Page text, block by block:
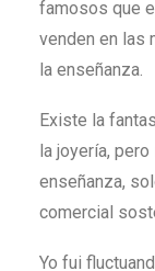
famosos que
venden en las
la enseñanza.
Existe la
la joyería,
enseñanza,
comercial
Yo fui